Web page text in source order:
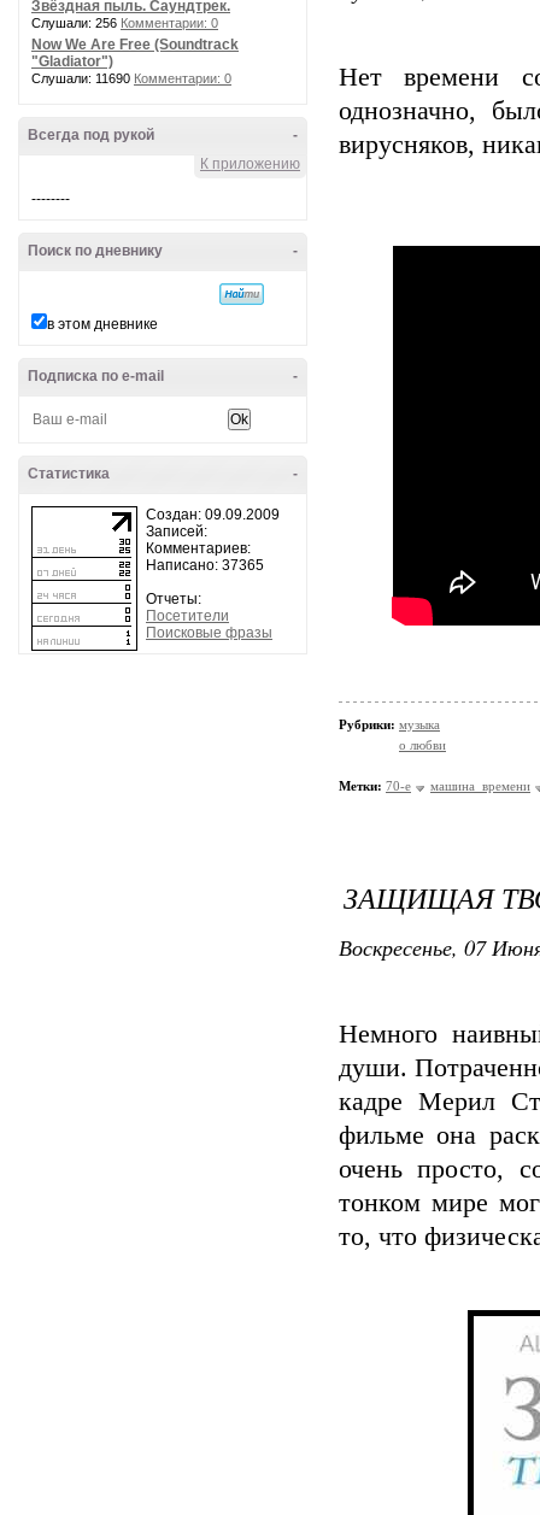
Звёздная пыль. Саундтрек.
Слушали: 256 Комментарии: 0
Now We Are Free (Soundtrack
"Gladiator")
Слушали: 11690 Комментарии: 0
-
Всегда под рукой
К приложению
--------
-
Поиск по дневнику
в этом дневнике
-
Подписка по e-mail
-
Статистика
Создан: 09.09.2009
Записей:
Комментариев:
Написано: 37365
Отчеты:
Посетители
Поисковые фразы
Нет времени
однозначно,
вирусняков,
Рубрики: музыка
о любви
Метки: 70-е машина_времени
ЗАЩИЩАЯ
Воскресенье, 07
Немного
души.
кадре Мерил
фильме она
очень просто,
тонком мире
то, что